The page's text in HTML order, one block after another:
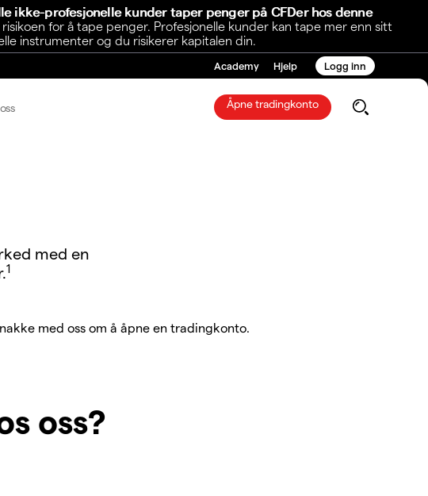
ikke-profesjonelle kunder taper penger på CFDer hos denne
for å tape penger. Profesjonelle kunder kan tape mer enn sitt
instrumenter og du risikerer kapitalen din.
Academy Hjelp Logg inn
Åpne tradingkonto
med en
1
med oss om å åpne en tradingkonto.
oss?